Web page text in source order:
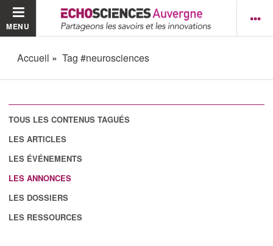
MENU
Accueil Tag #neurosciences
TOUS LES CONTENUS TAGUÉS
LES ARTICLES
LES ÉVÉNEMENTS
LES ANNONCES
LES DOSSIERS
LES RESSOURCES